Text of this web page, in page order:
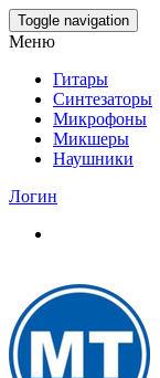
Skip
to
content
Toggle navigation
Меню
Гитары
Синтезаторы
Микрофоны
Микшеры
Наушники
Логин